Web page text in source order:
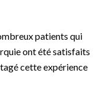
patients qui
ont été satisfaits
cette expérience